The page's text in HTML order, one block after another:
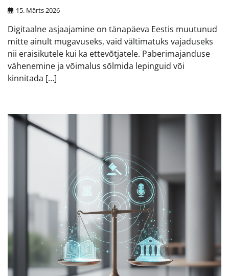
15. Märts 2026
Digitaalne asjaajamine on tänapäeva Eestis muutunud
mitte ainult mugavuseks, vaid vältimatuks vajaduseks
nii eraisikutele kui ka ettevõtjatele. Paberimajanduse
vähenemine ja võimalus sõlmida lepinguid või
kinnitada […]